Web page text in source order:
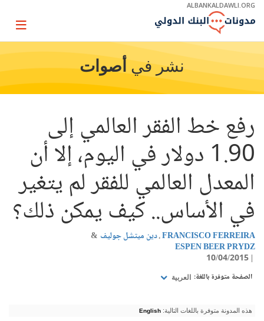
Skip
Main
ALBANKALDAWLI.ORG
Page
نشر في أصوات
رفع خط الفقر العالمي إلى
1.90 دولار في اليوم، إلا أن
المعدل العالمي للفقر لم يتغير
في الأساس.. كيف يمكن ذلك؟
FRANCISCO FERREIRA دين ميتشل جوليف
ESPEN BEER PRYDZ
10/04/2015
الصفحة متوفرة باللغة: العربية
هذه المدونة متوفرة باللغات التالية: English